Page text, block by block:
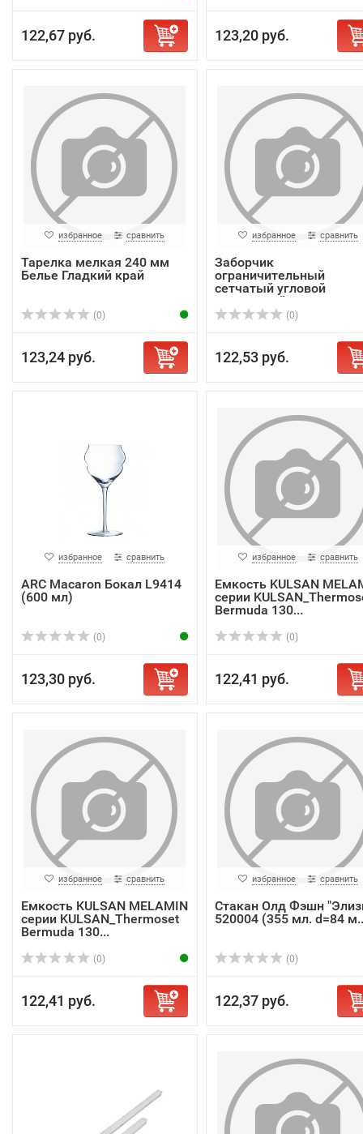
122,67 руб. 123,20 руб.
избранное сравнить
Тарелка мелкая 240 мм
Белье Гладкий край
(0)
123,24 руб.
избранное сравнить
Заборчик
ограничительный
сетчатый угловой
внутренний для ...
(0)
122,53 руб.
избранное сравнить
ARC Macaron Бокал L9414
(600 мл)
(0)
123,30 руб.
избранное сравнить
Емкость KULSAN
серии
Bermuda 130...
(0)
122,41 руб.
избранное сравнить
Емкость KULSAN MELAMIN
серии KULSAN_Thermoset
Bermuda 130...
(0)
122,41 руб.
избранное сравнить
Стакан Олд Фэшн
520004 (355 мл. d=84
(0)
122,37 руб.